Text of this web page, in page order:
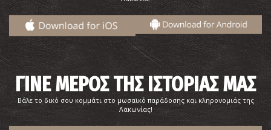
Ρωμαϊκό Ναυάγιο στο Λιμένι
ΑΡΧΑΙΟΙ ΧΡΟΝΟΙ ~2.2Km
ΓΙΝΕ ΜΕΡΟΣ ΤΗΣ ΙΣΤΟΡΙΑΣ ΜΑΣ
Βάλε το δικό σου κομμάτι στο μωσαϊκό παράδοσης και κληρονομιάς της
Λακωνίας!